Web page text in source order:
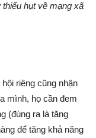
hụt về mạng xã
riêng cũng nhận
mình, họ cần đem
(đúng ra là tăng
để tăng khả năng